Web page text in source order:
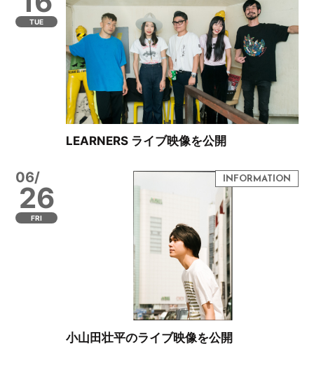
TUE
LEARNERS ライブ映像を公開
06/
26
FRI
小山田壮平のライブ映像を公開